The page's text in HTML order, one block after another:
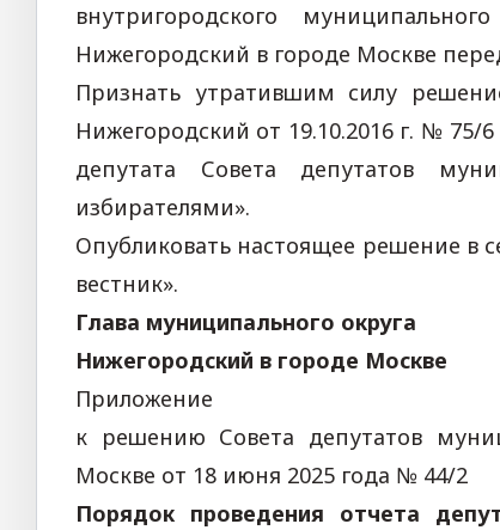
внутригородского
Нижегородский в городе Москве
Признать утратившим силу
Нижегородский от 19.10.2016 г. №
депутата Совета депутатов
избирателями».
Опубликовать настоящее решение в
вестник».
Глава муниципального округа
Нижегородский в
Приложение
к решению Совета депутатов
Москве от 18 июня 2025 года № 44/2
Порядок проведения отчета